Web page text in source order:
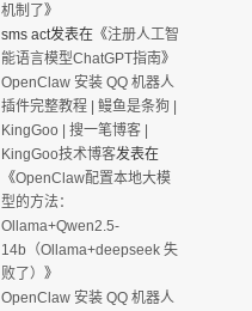
机制了》
sms act发表在《注册人工智
能语言模型ChatGPT指南》
OpenClaw 安装 QQ 机器人
插件完整教程 | 鳗鱼是条狗 |
KingGoo | 搜一笔博客 |
KingGoo技术博客发表在
《OpenClaw配置本地大模
型的方法：
Ollama+Qwen2.5-
14b（Ollama+deepseek 失
败了）
》
OpenClaw 安装 QQ 机器人